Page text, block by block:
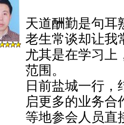
天道酬勤是句耳
老生常谈却让我
尤其是在学习上
范围。
日前盐城一行
启更多的业务合
等地参会人员直